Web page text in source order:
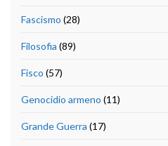
Fascismo (28)
Filosofia (89)
Fisco (57)
Genocidio armeno (11)
Grande Guerra (17)